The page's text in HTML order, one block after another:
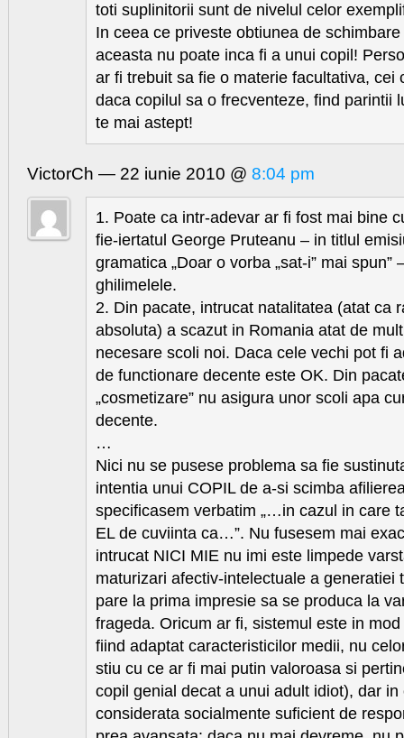
toti suplinitorii sunt de nivelul celor
In ceea ce priveste obtiunea de
aceasta nu poate inca fi a unui copil!
ar fi trebuit sa fie o materie facultativa, cei
daca copilul sa o frecventeze, find parintii
te mai astept!
VictorCh — 22 iunie 2010 @ 8:04 pm
1. Poate ca intr-adevar ar fi fost mai bine
fie-iertatul George Pruteanu – in titlul
gramatica „Doar o vorba „sat-i” mai spun”
ghilimelele.
2. Din pacate, intrucat natalitatea (atat ca
absoluta) a scazut in Romania atat de
necesare scoli noi. Daca cele vechi pot fi
de functionare decente este OK. Din
„cosmetizare” nu asigura unor scoli apa
decente.
…
Nici nu se pusese problema sa fie
intentia unui COPIL de a-si scimba
specificasem verbatim „…in cazul in care
EL de cuviinta ca…”. Nu fusesem mai
intrucat NICI MIE nu imi este limpede
maturizari afectiv-intelectuale a generatiei
pare la prima impresie sa se produca la
frageda. Oricum ar fi, sistemul este in
fiind adaptat caracteristicilor medii, nu
stiu cu ce ar fi mai putin valoroasa si
copil genial decat a unui adult idiot), dar
considerata socialmente suficient de